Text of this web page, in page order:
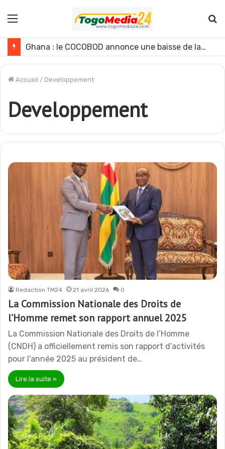
Menu
Le Ghana envisage des réformes politiques
Accueil / Developpement
Developpement
Redaction TM24 21 avril 2026 0
La Commission Nationale des Droits de
l’Homme remet son rapport annuel 2025
La Commission Nationale des Droits de l’Homme
(CNDH) a officiellement remis son rapport d’activités
pour l’année 2025 au président de…
Lire la suite »